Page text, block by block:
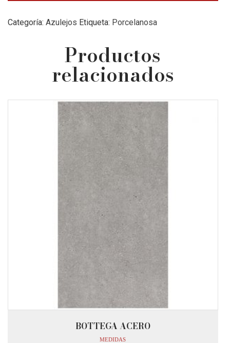
Categoría: Azulejos Etiqueta: Porcelanosa
Productos
relacionados
BOTTEGA ACERO
MEDIDAS